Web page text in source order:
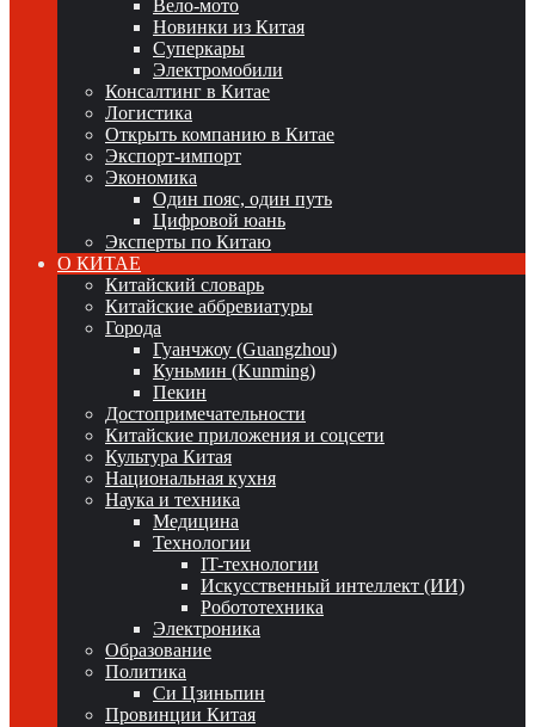
Вело-мото
Новинки из Китая
Суперкары
Электромобили
Консалтинг в Китае
Логистика
Открыть компанию в Китае
Экспорт-импорт
Экономика
Один пояс, один путь
Цифровой юань
Эксперты по Китаю
О КИТАЕ
Китайский словарь
Китайские аббревиатуры
Города
Гуанчжоу (Guangzhou)
Куньмин (Kunming)
Пекин
Достопримечательности
Китайские приложения и соцсети
Культура Китая
Национальная кухня
Наука и техника
Медицина
Технологии
IT-технологии
Искусственный интеллект (ИИ)
Робототехника
Электроника
Образование
Политика
Си Цзиньпин
Провинции Китая